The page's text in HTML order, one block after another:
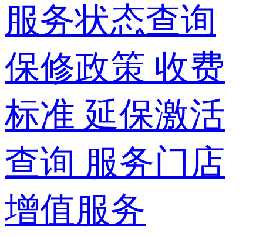
服务状态查询
保修政策 收费
标准 延保激活
查询 服务门店
增值服务